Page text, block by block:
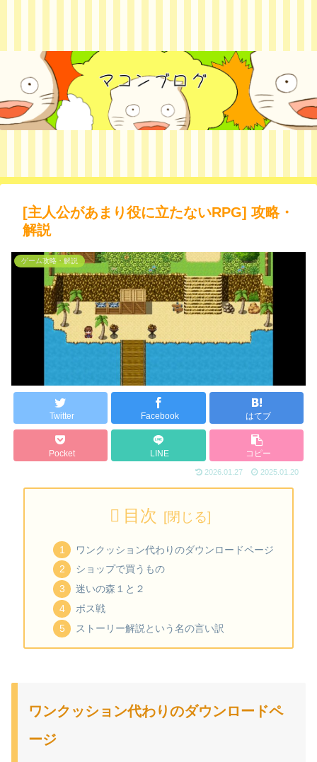
[主人公があまり役に立たないRPG] 攻略・
解説
ゲーム攻略・解説
Twitter Facebook はてブ
Pocket LINE コピー
2026.01.27 2025.01.20
目次
ワンクッション代わりのダウンロードページ
ショップで買うもの
迷いの森１と２
ボス戦
ストーリー解説という名の言い訳
ワンクッション代わりのダウンロードペ
ージ